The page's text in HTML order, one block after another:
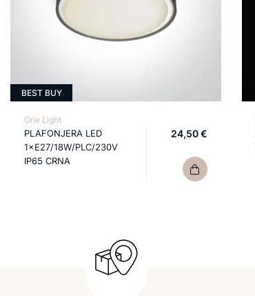
BEST BUY
One Light
PLAFONJERA LED
1×E27/18W/PLC/230V
IP65 CRNA
24,50 €